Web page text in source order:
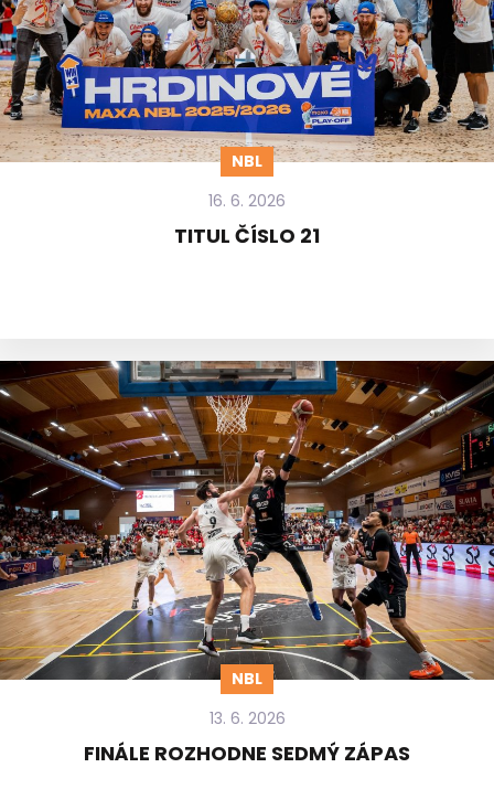
NBL
16. 6. 2026
TITUL ČÍSLO 21
NBL
13. 6. 2026
FINÁLE ROZHODNE SEDMÝ ZÁPAS